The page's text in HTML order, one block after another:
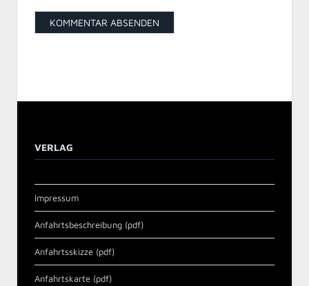
VERLAG
Impressum
Anfahrtsbeschreibung (pdf)
Anfahrtsskizze (pdf)
Anfahrtskarte (pdf)